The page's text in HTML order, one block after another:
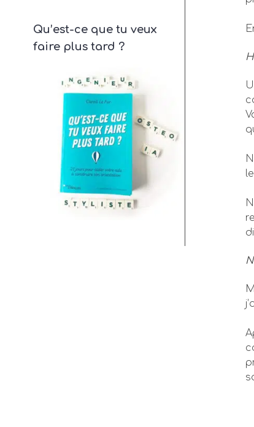
Qu’est-ce que tu veux
faire plus tard ?